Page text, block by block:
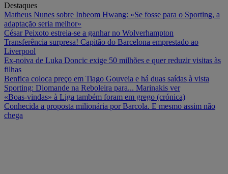
Destaques
Matheus Nunes sobre Inbeom Hwang: «Se fosse para o Sporting, a
adaptação seria melhor»
César Peixoto estreia-se a ganhar no Wolverhampton
Transferência surpresa! Capitão do Barcelona emprestado ao
Liverpool
Ex-noiva de Luka Doncic exige 50 milhões e quer reduzir visitas às
filhas
Benfica coloca preço em Tiago Gouveia e há duas saídas à vista
Sporting: Diomande na Reboleira para... Marinakis ver
«Boas-vindas» à Liga também foram em grego (crónica)
Conhecida a proposta milionária por Barcola. E mesmo assim não
chega